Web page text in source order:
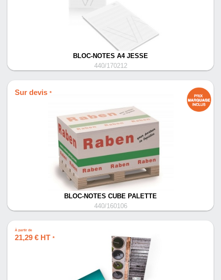
BLOC-NOTES A4 JESSE
440/170212
Sur devis *
BLOC-NOTES CUBE PALETTE
440/160106
À partir de
21,29 € HT *